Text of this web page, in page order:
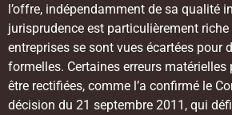
l’offre, indépendamment de sa qualité
jurisprudence est particulièrement
entreprises se sont vues écartées pour
formelles. Certaines erreurs
être rectifiées, comme l’a confirmé le
décision du 21 septembre 2011, qui